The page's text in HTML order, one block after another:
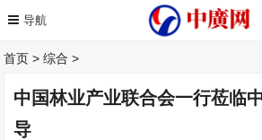
首页 >综合 >
中国林业产业联合会一行莅临
导